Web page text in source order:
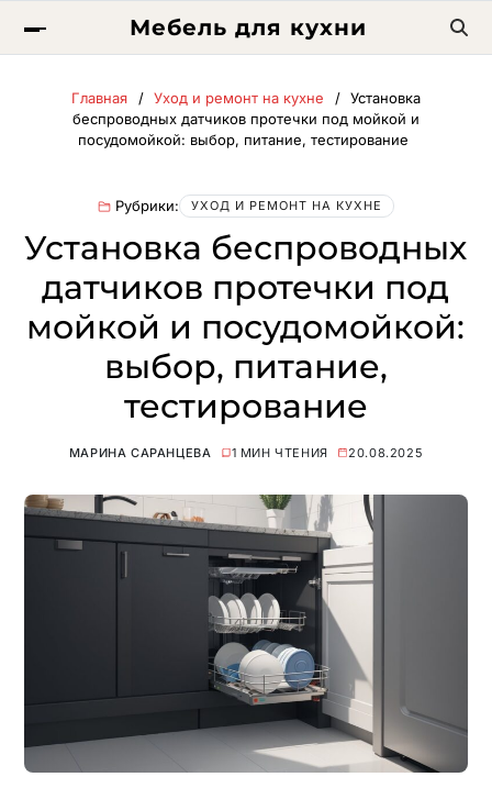
Мебель для кухни
Главная Уход и ремонт на кухне
Установка
беспроводных датчиков протечки под мойкой и
посудомойкой: выбор, питание, тестирование
Рубрики: УХОД И РЕМОНТ НА КУХНЕ
Установка беспроводных
датчиков протечки под
мойкой и посудомойкой:
выбор, питание,
тестирование
МАРИНА САРАНЦЕВА 1 МИН ЧТЕНИЯ 20.08.2025